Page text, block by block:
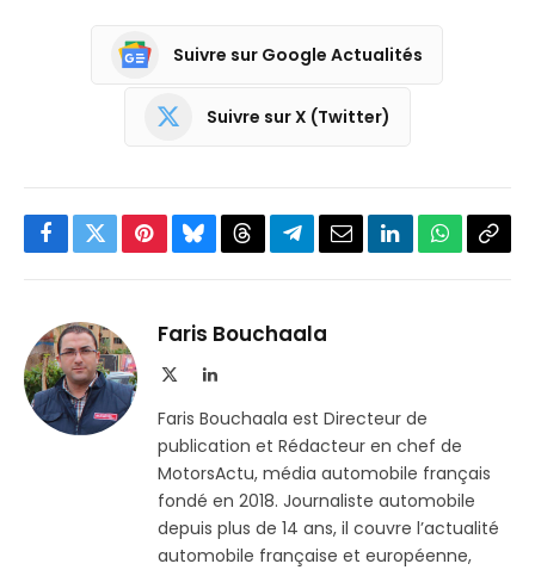
Suivre sur Google Actualités
Suivre sur X (Twitter)
Facebook
TwitterPinterestBlueskyThreadsPartager
Telegram
EmailLinkedInWhatsApp
Faris Bouchaala
LinkedIn
Faris Bouchaala est Directeur de
publication et Rédacteur en chef de
MotorsActu, média automobile français
fondé en 2018. Journaliste automobile
depuis plus de 14 ans, il couvre l’actualité
automobile française et européenne,